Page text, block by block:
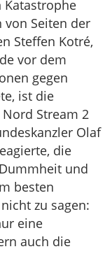
Katastrophe
von Seiten der
Steffen Kotré,
vor dem
gegen
ist die
Stream 2
Olaf
die
und
besten
zu sagen:
eine
auch die